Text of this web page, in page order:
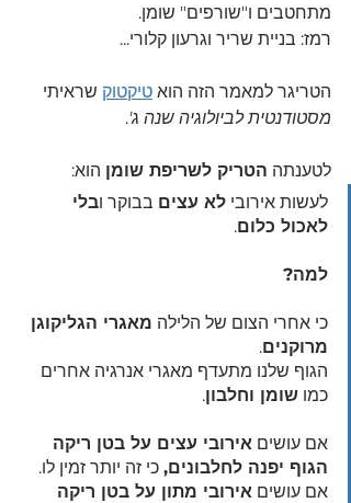
מתחטבים ו"שורפים" שומן.
רמז: בניית שריר וגרעון קלורי...
הטריגר למאמר הזה הוא טיקטוק שראיתי
מסטודנטית לביולוגיה שנה ג'.
לטענתה הטריק לשריפת שומן הוא:
לעשות אירובי לא עצים בבוקר ובלי
לאכול כלום.
למה?
כי אחרי הצום של הלילה מאגרי הגליקוגן
מרוקנים.
הגוף שלנו מתעדף מאגרי אנרגיה אחרים
כמו שומן וחלבון.
אם עושים אירובי עצים על בטן ריקה
הגוף יפנה לחלבונים, כי זה יותר זמין לו.
אם עושים אירובי מתון על בטן ריקה